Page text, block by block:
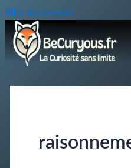
Aller au contenu